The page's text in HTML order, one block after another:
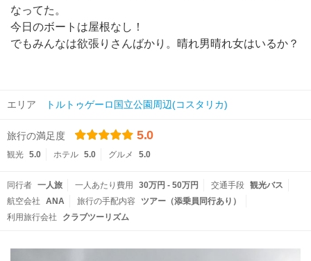
なってた。
今日のボートは屋根なし！
でもみんなは欲張りさんばかり。晴れ男晴れ女はいるか？
エリア トルトゥゲーロ国立公園周辺(コスタリカ)
旅行の満足度 5.0
観光 5.0 ホテル 5.0 グルメ 5.0
同行者 一人旅 一人あたり費用 30万円 - 50万円 交通手段 観光バス
航空会社
ANA 旅行の手配内容
ツアー（添乗員同行あり）
利用旅行会社
クラブツーリズム